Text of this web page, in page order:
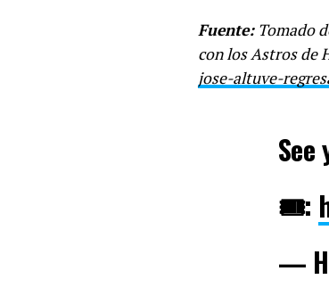
Fuente:Tomado
con los Astros de
jose-altuve-
See
🎟️:
—